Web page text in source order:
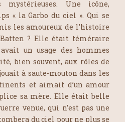
Une icône,
« la Garbo du ciel ». Qui se
les amoureux de l’histoire
? Elle était téméraire
avait un usage des hommes
bien souvent, aux rôles de
à saute-mouton dans les
et aimait d’un amour
sa mère. Elle était belle
venue, qui n’est pas une
du ciel pour ne plus se